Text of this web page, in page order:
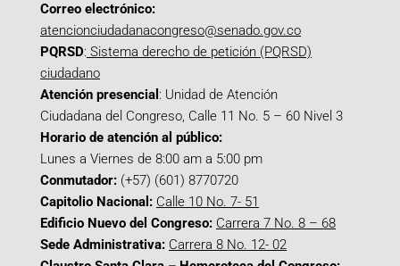
Correo electrónico:
atencionciudadanacongreso@senado.gov.co
PQRSD: Sistema derecho de petición (PQRSD)
ciudadano
Atención presencial : Unidad de Atención
Ciudadana del Congreso, Calle 11 No. 5 – 60 Nivel 3
Horario de atención al público:
Lunes a Viernes de 8:00 am a 5:00 pm
Conmutador: (+57) (601) 8770720
Capitolio Nacional: Calle 10 No. 7- 51
Edificio Nuevo del Congreso: Carrera 7 No. 8 – 68
Sede Administrativa: Carrera 8 No. 12- 02